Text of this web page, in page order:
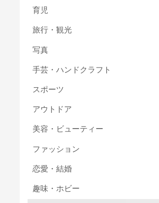
育児
旅行・観光
写真
手芸・ハンドクラフト
スポーツ
アウトドア
美容・ビューティー
ファッション
恋愛・結婚
趣味・ホビー